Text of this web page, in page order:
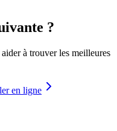
?
à trouver les meilleures
en ligne